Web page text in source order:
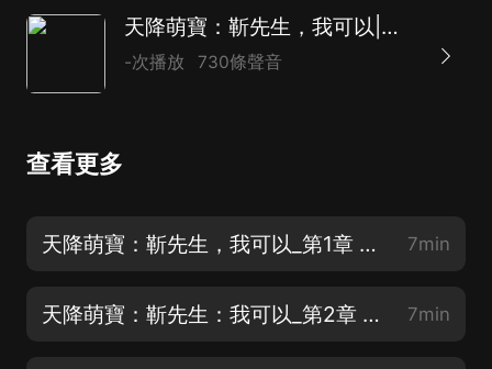
天降萌寶：靳先生，我可以|現言萌寶追妻文|AI多播
-次播放 730條聲音
查看更多
天降萌寶：靳先生，我可以_第1章 孩子不要了？ 7min
天降萌寶：靳先生：我可以_第2章 我不是你媽媽啊！ 7min